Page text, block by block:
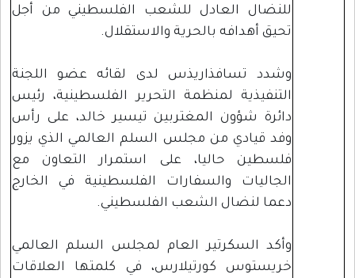
للنضال العادل للشعب الفلسطيني من أجل
تحيق أهدافه بالحرية والاستقلال.
وشدد تسافذاريذس لدى لقائه عضو اللجنة
التنفيذية لمنظمة التحرير الفلسطينية، رئيس
دائرة شؤون المغتربين تيسير خالد، على رأس
وفد قيادي من مجلس السلم العالمي الذي يزور
فلسطين حاليا، على استمرار التعاون مع
الجاليات والسفارات الفلسطينية في الخارج
دعما لنضال الشعب الفلسطيني.
وأكد السكرتير العام لمجلس السلم العالمي
خريستوس كورتيلارس، في كلمتها العلاقات